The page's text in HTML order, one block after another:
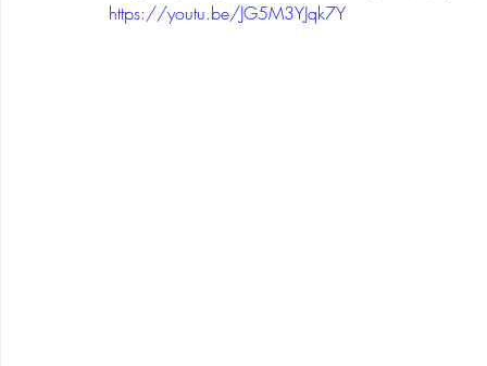
https://youtu.be/JG5M3YJqk7Y